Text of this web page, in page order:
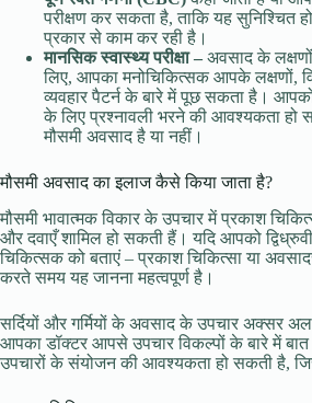
परीक्षण कर सकता है, ताकि यह सुनिश्चित
प्रकार से काम कर रही है।
मानसिक स्वास्थ्य परीक्षा – अवसाद के
लिए, आपका मनोचिकित्सक आपके लक्षणों,
व्यवहार पैटर्न के बारे में पूछ सकता है। आपको
के लिए प्रश्नावली भरने की आवश्यकता हो
मौसमी अवसाद है या नहीं।
मौसमी अवसाद का इलाज कैसे किया जाता है?
मौसमी भावात्मक विकार के उपचार में प्रकाश
और दवाएँ शामिल हो सकती हैं। यदि आपको
चिकित्सक को बताएं – प्रकाश चिकित्सा या
करते समय यह जानना महत्वपूर्ण है।
सर्दियों और गर्मियों के अवसाद के उपचार अक्सर
आपका डॉक्टर आपसे उपचार विकल्पों के बारे में
उपचारों के संयोजन की आवश्यकता हो सकती है,